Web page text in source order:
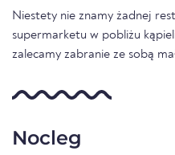
Niestety nie znamy żadnej
supermarketu w pobliżu
zalecamy zabranie ze sobą
Nocleg